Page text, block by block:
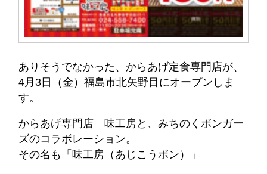
ありそうでなかった、からあげ定食専門店が、
4月3日（金）福島市北矢野目にオープンしま
す。
からあげ専門店 味工房と、みちのくボンガー
ズのコラボレーション。
その名も「味工房（あじこうボン）」